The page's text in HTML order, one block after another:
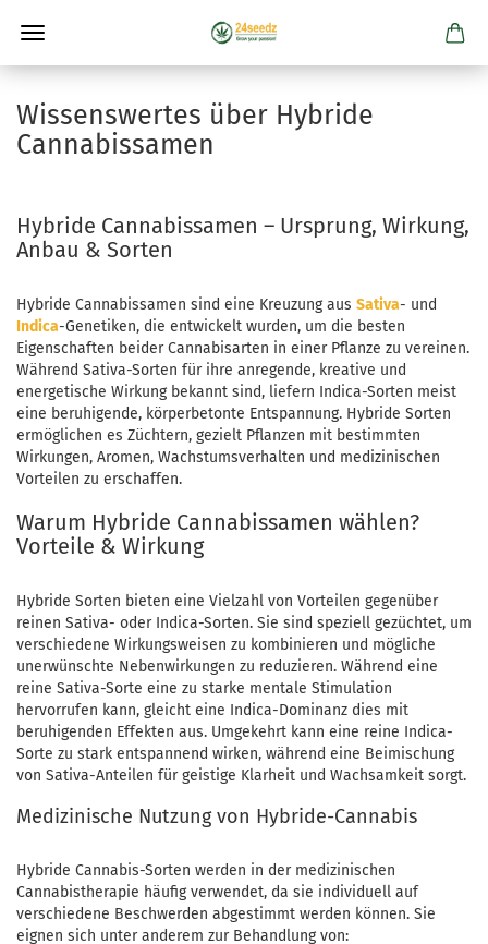
Wissenswertes über Hybride
Cannabissamen
Hybride Cannabissamen – Ursprung, Wirkung,
Anbau & Sorten
Hybride Cannabissamen sind eine Kreuzung aus Sativa- und
Indica-Genetiken, die entwickelt wurden, um die besten
Eigenschaften beider Cannabisarten in einer Pflanze zu vereinen.
Während Sativa-Sorten für ihre anregende, kreative und
energetische Wirkung bekannt sind, liefern Indica-Sorten meist
eine beruhigende, körperbetonte Entspannung. Hybride Sorten
ermöglichen es Züchtern, gezielt Pflanzen mit bestimmten
Wirkungen, Aromen, Wachstumsverhalten und medizinischen
Vorteilen zu erschaffen.
Warum Hybride Cannabissamen wählen?
Vorteile & Wirkung
Hybride Sorten bieten eine Vielzahl von Vorteilen gegenüber
reinen Sativa- oder Indica-Sorten. Sie sind speziell gezüchtet, um
verschiedene Wirkungsweisen zu kombinieren und mögliche
unerwünschte Nebenwirkungen zu reduzieren. Während eine
reine Sativa-Sorte eine zu starke mentale Stimulation
hervorrufen kann, gleicht eine Indica-Dominanz dies mit
beruhigenden Effekten aus. Umgekehrt kann eine reine Indica-
Sorte zu stark entspannend wirken, während eine Beimischung
von Sativa-Anteilen für geistige Klarheit und Wachsamkeit sorgt.
Medizinische Nutzung von Hybride-Cannabis
Hybride Cannabis-Sorten werden in der medizinischen
Cannabistherapie häufig verwendet, da sie individuell auf
verschiedene Beschwerden abgestimmt werden können. Sie
eignen sich unter anderem zur Behandlung von: